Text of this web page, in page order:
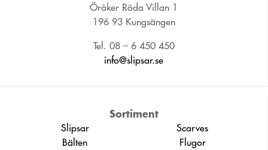
Öråker Röda Villan 1
196 93 Kungsängen
Tel. 08 – 6 450 450
info@slipsar.se
Sortiment
Slipsar
Scarves
Bälten
Flugor